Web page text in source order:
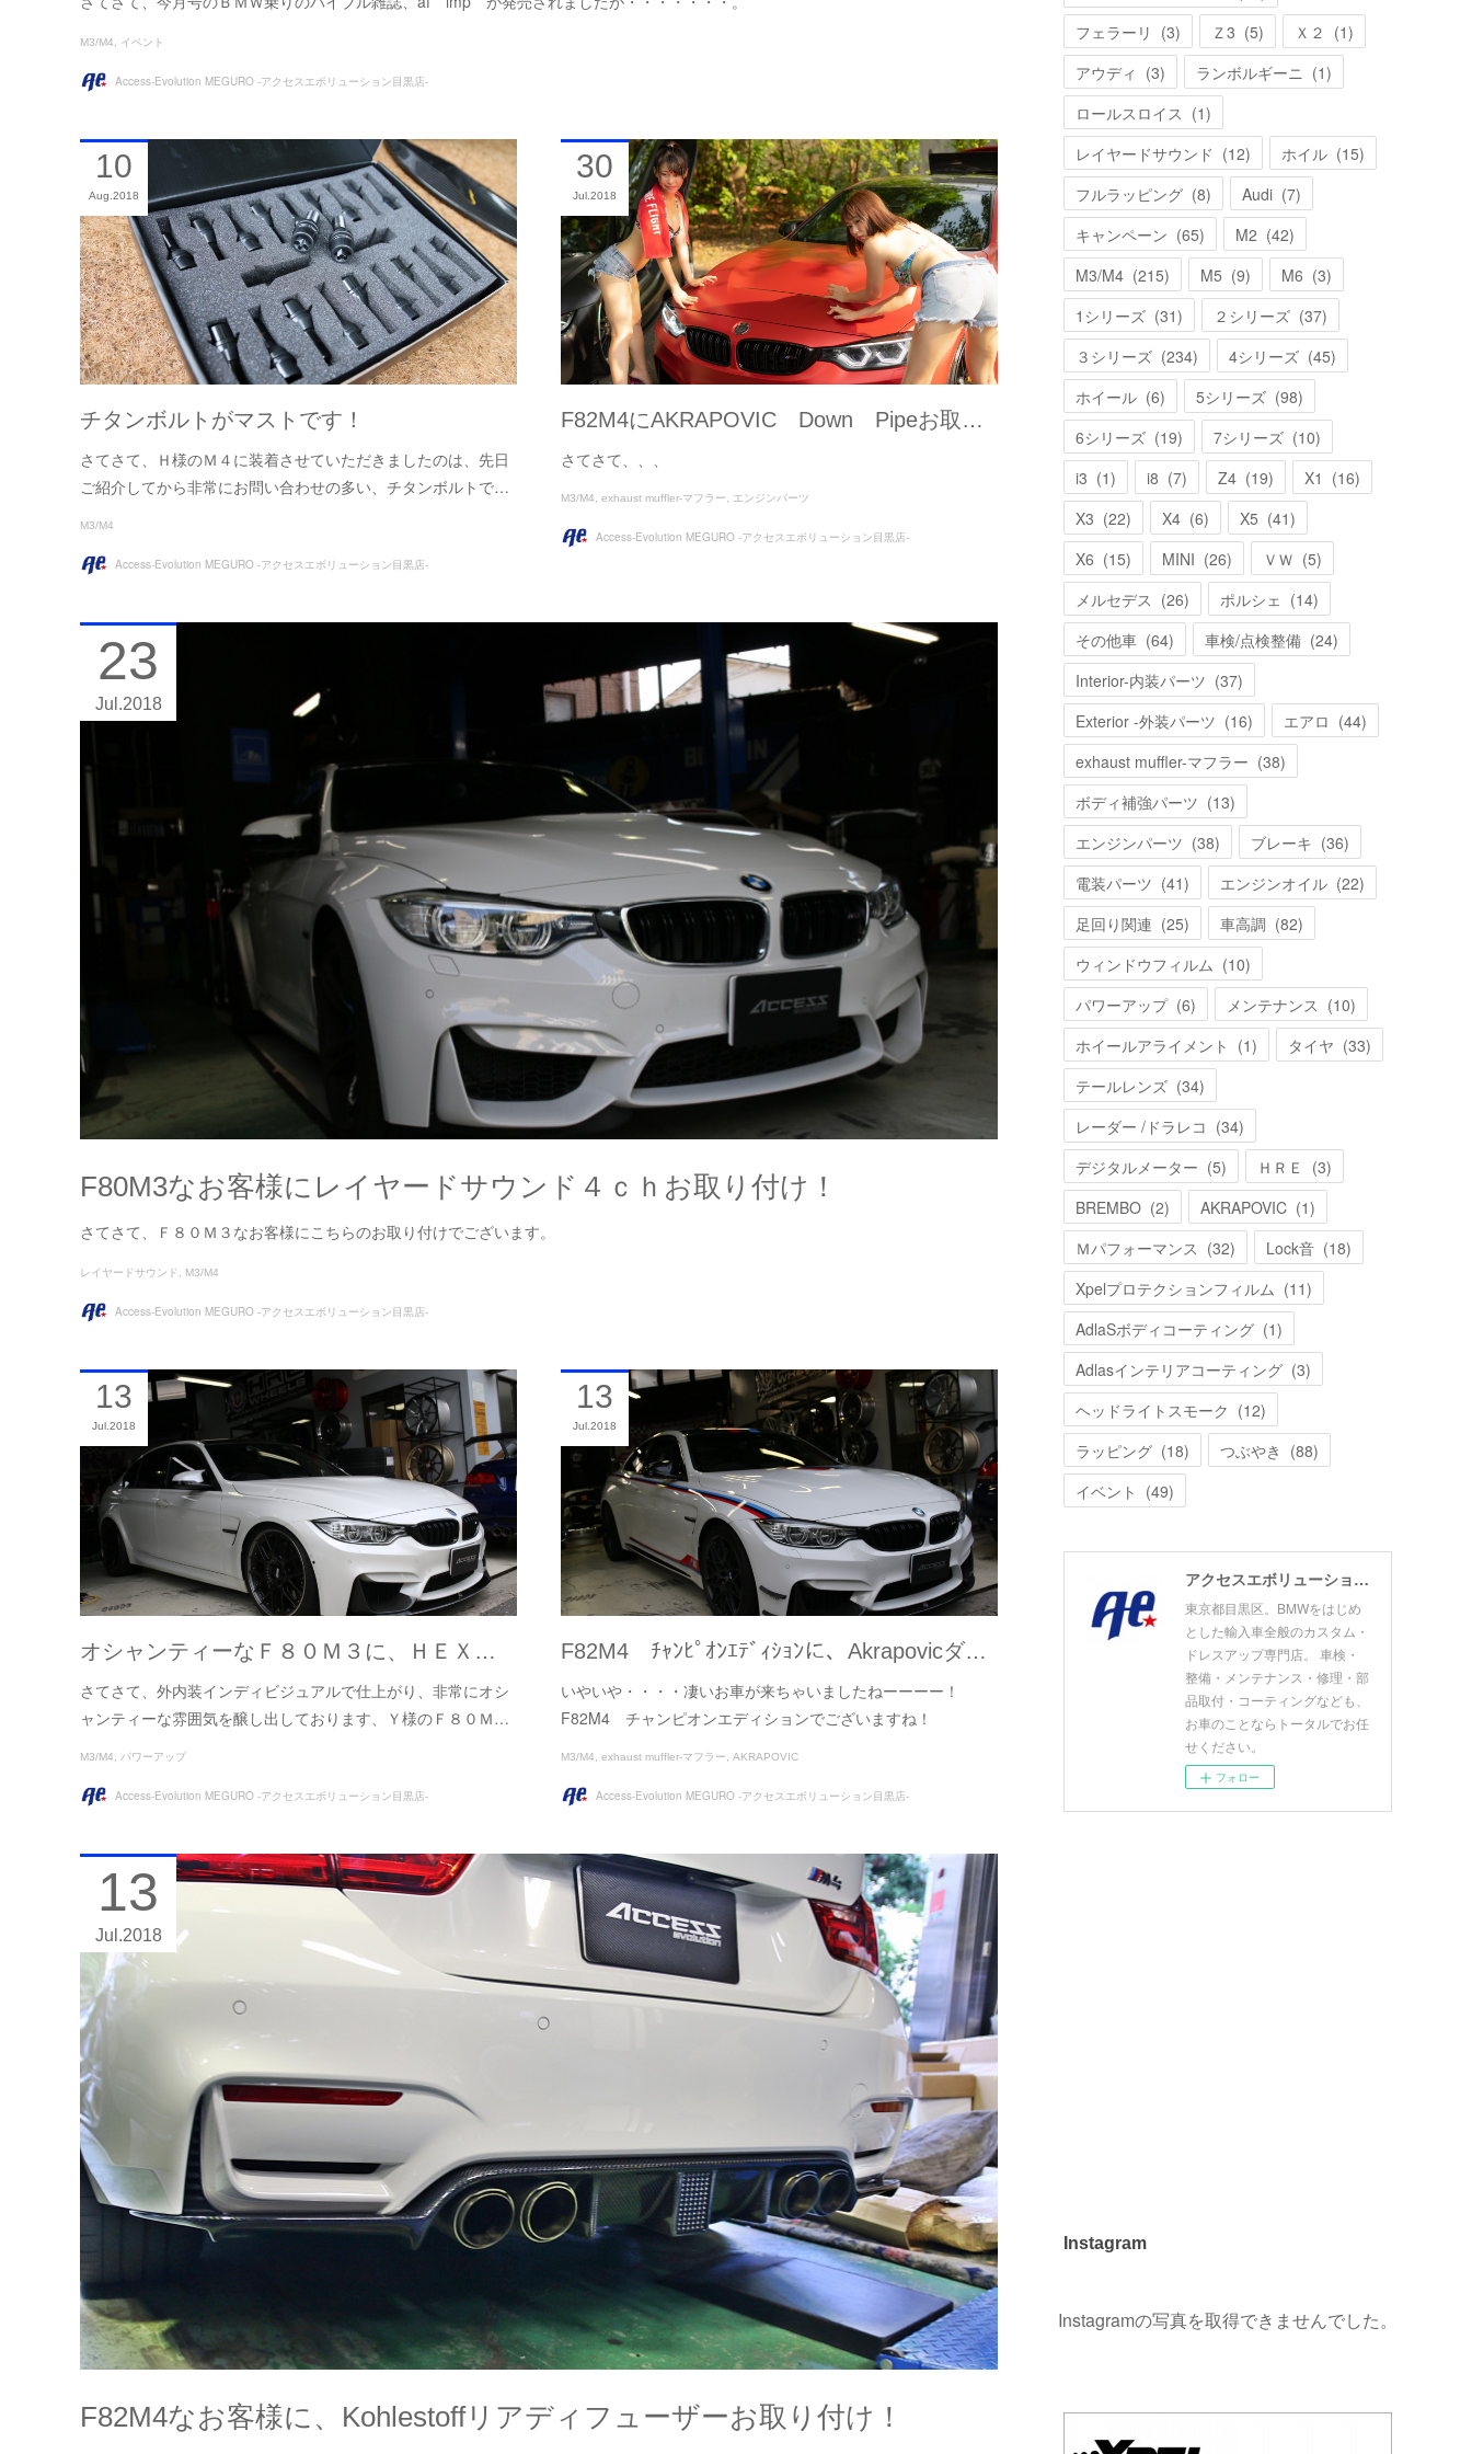
M3/M4 イベント
Access-Evolution MEGURO -アクセスエボリューション目黒店-
チタンボルトがマストです！
さてさて、Ｈ様のＭ４に装着させていただきましたのは、先日
ご紹介してから非常にお問い合わせの多い、チタンボルトで…
10
Aug 2018
M3/M4
Access-Evolution MEGURO -アクセスエボリューション目黒店-
F82M4にAKRAPOVIC Down Pipeお取…
さてさて、、、
30
Jul 2018
M3/M4 exhaust muffler-マフラー エンジンパーツ
Access-Evolution MEGURO -アクセスエボリューション目黒店-
F80M3なお客様にレイヤードサウンド４ｃｈお取り付け！
さてさて、Ｆ８０Ｍ３なお客様にこちらのお取り付けでございます。
23
Jul 2018
レイヤードサウンド M3/M4
Access-Evolution MEGURO -アクセスエボリューション目黒店-
オシャンティーなＦ８０Ｍ３に、ＨＥＸ…
さてさて、外内装インディビジュアルで仕上がり、非常にオシ
ャンティーな雰囲気を醸し出しております、Ｙ様のＦ８０Ｍ…
13
Jul 2018
M3/M4 パワーアップ
Access-Evolution MEGURO -アクセスエボリューション目黒店-
F82M4 ﾁｬﾝﾋﾟｵﾝｴﾃﾞｨｼｮﾝに、Akrapovicダ…
いやいや・・・・凄いお車が来ちゃいましたねーーーー！
F82M4 チャンピオンエディションでございますね！
13
Jul 2018
M3/M4 exhaust muffler-マフラー AKRAPOVIC
Access-Evolution MEGURO -アクセスエボリューション目黒店-
F82M4なお客様に、Kohlestoffリアディフューザーお取り付け！
13
Jul 2018
フェラーリ (3) Ｚ3 (5) Ｘ２ (1)
アウディ (3) ランボルギーニ (1)
ロールスロイス (1)
レイヤードサウンド (12) ホイル (15)
フルラッピング (8) Audi (7)
キャンペーン (65) M2 (42)
M3/M4 (215) M5 (9) M6 (3)
1シリーズ (31) ２シリーズ (37)
３シリーズ (234) 4シリーズ (45)
ホイール (6) 5シリーズ (98)
6シリーズ (19) 7シリーズ (10)
i3 (1) i8 (7) Z4 (19) X1 (16)
X3 (22) X4 (6) X5 (41)
X6 (15) MINI (26) ＶＷ (5)
メルセデス (26) ポルシェ (14)
その他車 (64) 車検/点検整備 (24)
Interior-内装パーツ (37)
Exterior -外装パーツ (16) エアロ (44)
exhaust muffler-マフラー (38)
ボディ補強パーツ (13)
エンジンパーツ (38) ブレーキ (36)
電装パーツ (41) エンジンオイル (22)
足回り関連 (25) 車高調 (82)
ウィンドウフィルム (10)
パワーアップ (6) メンテナンス (10)
ホイールアライメント (1) タイヤ (33)
テールレンズ (34)
レーダー /ドラレコ (34)
デジタルメーター (5) ＨＲＥ (3)
BREMBO (2) AKRAPOVIC (1)
Ｍパフォーマンス (32) Lock音 (18)
Xpelプロテクションフィルム (11)
AdlaSボディコーティング (1)
Adlasインテリアコーティング (3)
ヘッドライトスモーク (12)
ラッピング (18) つぶやき (88)
イベント (49)
アクセスエボリューション目黒店 ACCESS EVOLUTION MEGURO
東京都目黒区。BMWをはじめ
とした輸入車全般のカスタム・
ドレスアップ専門店。 車検・
整備・メンテナンス・修理・部
品取付・コーティングなども、
お車のことならトータルでお任
せください。
フォロー
Instagram
Instagramの写真を取得できませんでした。